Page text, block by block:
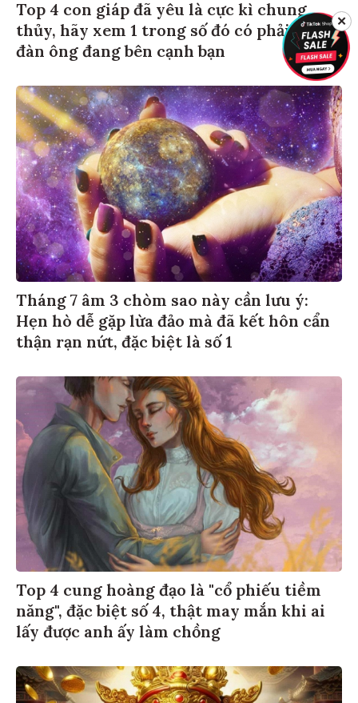
Top 4 con giáp đã yêu là cực kì chung
thủy, hãy xem 1 trong số đó có phải người
đàn ông đang bên cạnh bạn
Tháng 7 âm 3 chòm sao này cần lưu ý:
Hẹn hò dễ gặp lừa đảo mà đã kết hôn cẩn
thận rạn nứt, đặc biệt là số 1
Top 4 cung hoàng đạo là "cổ phiếu tiềm
năng", đặc biệt số 4, thật may mắn khi ai
lấy được anh ấy làm chồng
✕